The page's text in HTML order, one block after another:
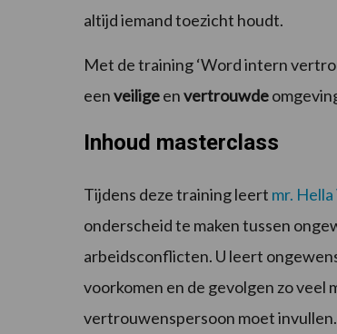
altijd iemand toezicht houdt.
Met de training ‘Word intern
eenveiligeenvertrouwde
Inhoud masterclass
Tijdens deze training leert mr. Hella
onderscheid te maken tussen
arbeidsconflicten. U leert
voorkomen en de gevolgen zo veel
vertrouwenspersoon moet invullen.